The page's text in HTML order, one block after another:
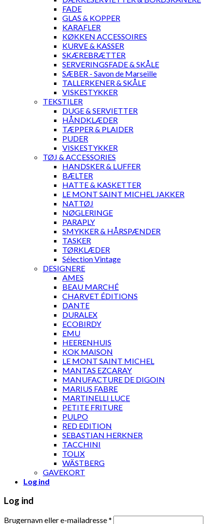
FADE
GLAS & KOPPER
KARAFLER
KØKKEN ACCESSOIRES
KURVE & KASSER
SKÆREBRÆTTER
SERVERINGSFADE & SKÅLE
SÆBER - Savon de Marseille
TALLERKENER & SKÅLE
VISKESTYKKER
TEKSTILER
DUGE & SERVIETTER
HÅNDKLÆDER
TÆPPER & PLAIDER
PUDER
VISKESTYKKER
TØJ & ACCESSORIES
HANDSKER & LUFFER
BÆLTER
HATTE & KASKETTER
LE MONT SAINT MICHEL JAKKER
NATTØJ
NØGLERINGE
PARAPLY
SMYKKER & HÅRSPÆNDER
TASKER
TØRKLÆDER
Sélection Vintage
DESIGNERE
AMES
BEAU MARCHÉ
CHARVET ÉDITIONS
DANTE
DURALEX
ECOBIRDY
EMU
HEERENHUIS
KOK MAISON
LE MONT SAINT MICHEL
MANTAS EZCARAY
MANUFACTURE DE DIGOIN
MARIUS FABRE
MARTINELLI LUCE
PETITE FRITURE
PULPO
RED EDITION
SEBASTIAN HERKNER
TACCHINI
TOLIX
WÄSTBERG
GAVEKORT
Log ind
Log ind
Brugernavn eller e-mailadresse*